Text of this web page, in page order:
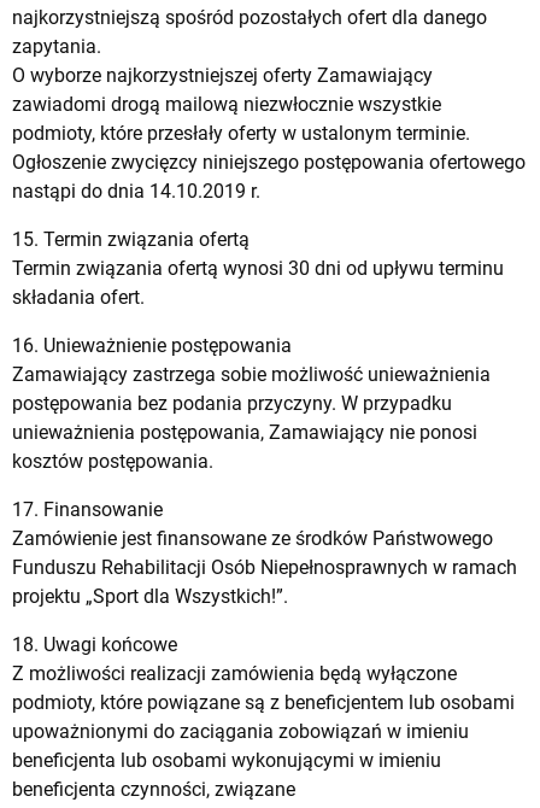
najkorzystniejszą spośród pozostałych ofert dla danego
zapytania.
O wyborze najkorzystniejszej oferty Zamawiający
zawiadomi drogą mailową niezwłocznie wszystkie
podmioty, które przesłały oferty w ustalonym terminie.
Ogłoszenie zwycięzcy niniejszego postępowania ofertowego
nastąpi do dnia 14.10.2019 r.
15. Termin związania ofertą
Termin związania ofertą wynosi 30 dni od upływu terminu
składania ofert.
16. Unieważnienie postępowania
Zamawiający zastrzega sobie możliwość unieważnienia
postępowania bez podania przyczyny. W przypadku
unieważnienia postępowania, Zamawiający nie ponosi
kosztów postępowania.
17. Finansowanie
Zamówienie jest finansowane ze środków Państwowego
Funduszu Rehabilitacji Osób Niepełnosprawnych w ramach
projektu „Sport dla Wszystkich!”.
18. Uwagi końcowe
Z możliwości realizacji zamówienia będą wyłączone
podmioty, które powiązane są z beneficjentem lub osobami
upoważnionymi do zaciągania zobowiązań w imieniu
beneficjenta lub osobami wykonującymi w imieniu
beneficjenta czynności, związane